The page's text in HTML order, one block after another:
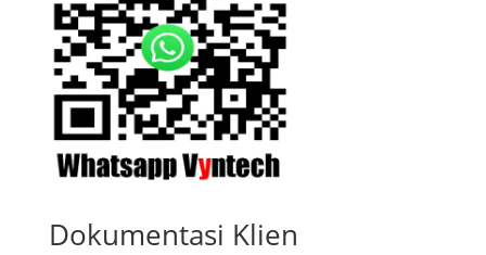
Dokumentasi Klien